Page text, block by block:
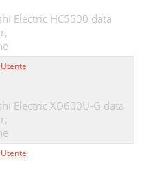
Electric HC5500 data
Electric XD600U-G data